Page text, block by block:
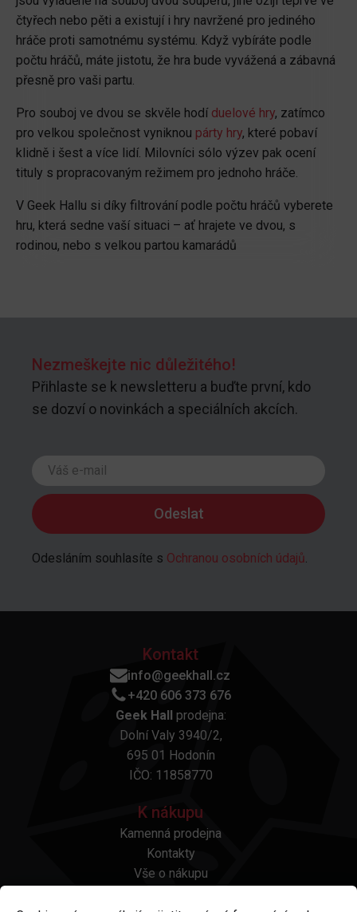
čtyřech nebo pěti a existují i hry navržené pro jediného
hráče proti samotnému systému. Když vybíráte podle
počtu hráčů, máte jistotu, že hra bude vyvážená a zábavná
přesně pro vaši partu.
Pro souboj ve dvou se skvěle hodí duelové hry, zatímco
pro velkou společnost vyniknou párty hry, které pobaví
klidně i šest a více lidí. Milovníci sólo výzev pak ocení
tituly s propracovaným režimem pro jednoho hráče.
V Geek Hallu si díky filtrování podle počtu hráčů vyberete
hru, která sedne vaší situaci – ať hrajete ve dvou, s
rodinou, nebo s velkou partou kamarádů
Nezmeškejte nic důležitého!
Přihlaste se k newsletteru a buďte první, kdo
se dozví o novinkách a speciálních akcích.
Odesláním souhlasíte s Ochranou osobních údajů
Kontakt
info@geekhall.cz
+420 606 373 676
Geek Hall prodejna:
Dolní Valy 3940/2,
695 01 Hodonín
IČO: 11858770
K nákupu
Kamenná prodejna
Kontakty
Vše o nákupu